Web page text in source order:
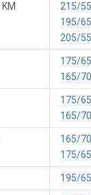
215/
195/
205/
175/
165/
175/
165/
165/
175/
195/